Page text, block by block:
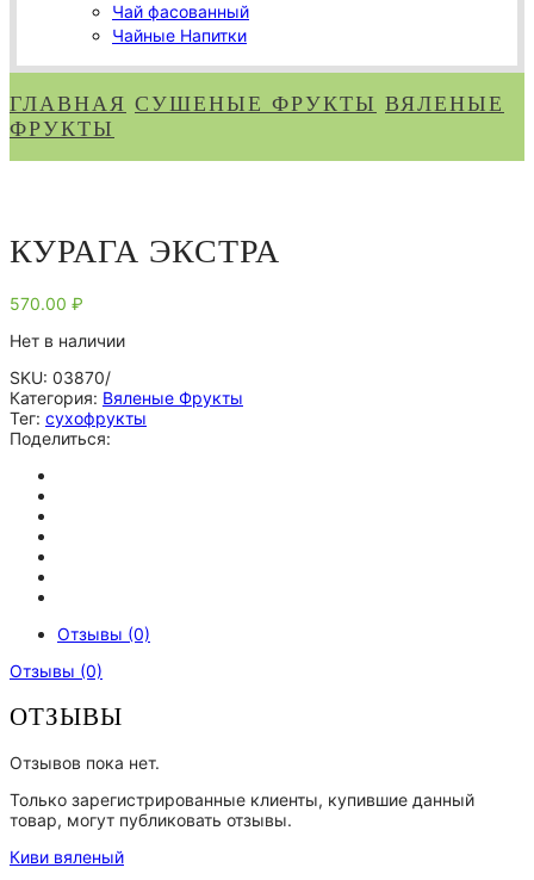
Чай фасованный
Чайные Напитки
ГЛАВНАЯ СУШЕНЫЕ ФРУКТЫ ВЯЛЕНЫЕ
ФРУКТЫ
КУРАГА ЭКСТРА
570.00 ₽
Нет в наличии
SKU: 03870/
Категория: Вяленые Фрукты
Тег: сухофрукты
Поделиться:
Отзывы (0)
Отзывы (0)
ОТЗЫВЫ
Отзывов пока нет.
Только зарегистрированные клиенты, купившие данный
товар, могут публиковать отзывы.
Киви вяленый